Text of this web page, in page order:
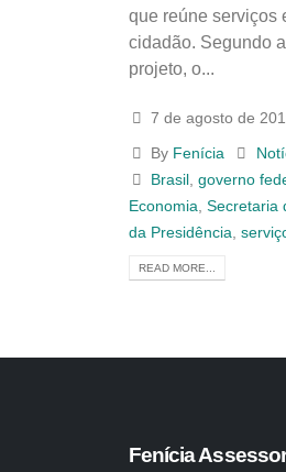
que reúne serviços
cidadão. Segundo
projeto, o...
7 de agosto de
By Fenícia
Brasil ,governo
Economia Secretaria
da Presidência
READ MORE...
Fenícia